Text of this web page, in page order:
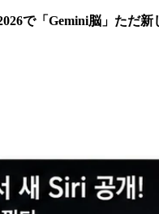
で「Gemini脳」ただ新